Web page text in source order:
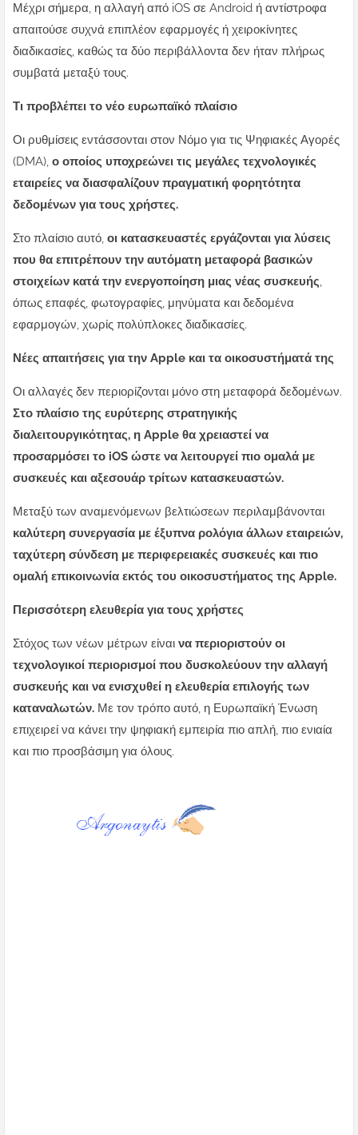
Μέχρι σήμερα, η αλλαγή από iOS σε Android ή αντίστροφα
απαιτούσε συχνά επιπλέον εφαρμογές ή χειροκίνητες
διαδικασίες, καθώς τα δύο περιβάλλοντα δεν ήταν πλήρως
συμβατά μεταξύ τους.
Τι προβλέπει το νέο ευρωπαϊκό πλαίσιο
Οι ρυθμίσεις εντάσσονται στον Νόμο για τις Ψηφιακές Αγορές
(DMA), ο οποίος υποχρεώνει τις μεγάλες τεχνολογικές
εταιρείες να διασφαλίζουν πραγματική φορητότητα
δεδομένων για τους χρήστες.
Στο πλαίσιο αυτό, οι κατασκευαστές εργάζονται για λύσεις
που θα επιτρέπουν την αυτόματη μεταφορά βασικών
στοιχείων κατά την ενεργοποίηση μιας νέας συσκευής,
όπως επαφές, φωτογραφίες, μηνύματα και δεδομένα
εφαρμογών, χωρίς πολύπλοκες διαδικασίες.
Νέες απαιτήσεις για την Apple και τα οικοσυστήματά της
Οι αλλαγές δεν περιορίζονται μόνο στη μεταφορά δεδομένων.
Στο πλαίσιο της ευρύτερης στρατηγικής
διαλειτουργικότητας, η Apple θα χρειαστεί να
προσαρμόσει το iOS ώστε να λειτουργεί πιο ομαλά με
συσκευές και αξεσουάρ τρίτων κατασκευαστών.
Μεταξύ των αναμενόμενων βελτιώσεων περιλαμβάνονται
καλύτερη συνεργασία με έξυπνα ρολόγια άλλων εταιρειών,
ταχύτερη σύνδεση με περιφερειακές συσκευές και πιο
ομαλή επικοινωνία εκτός του οικοσυστήματος της Apple.
Περισσότερη ελευθερία για τους χρήστες
Στόχος των νέων μέτρων είναι να περιοριστούν οι
τεχνολογικοί περιορισμοί που δυσκολεύουν την αλλαγή
συσκευής και να ενισχυθεί η ελευθερία επιλογής των
καταναλωτών. Με τον τρόπο αυτό, η Ευρωπαϊκή Ένωση
επιχειρεί να κάνει την ψηφιακή εμπειρία πιο απλή, πιο ενιαία
και πιο προσβάσιμη για όλους.